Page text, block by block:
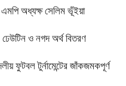
অধ্যক্ষ সেলিম ভূঁইয়া
ঢেউটিন ও নগদ অর্থ বিতরণ
ফুটবল টুর্নামেন্টের জাঁকজমকপূর্ণ